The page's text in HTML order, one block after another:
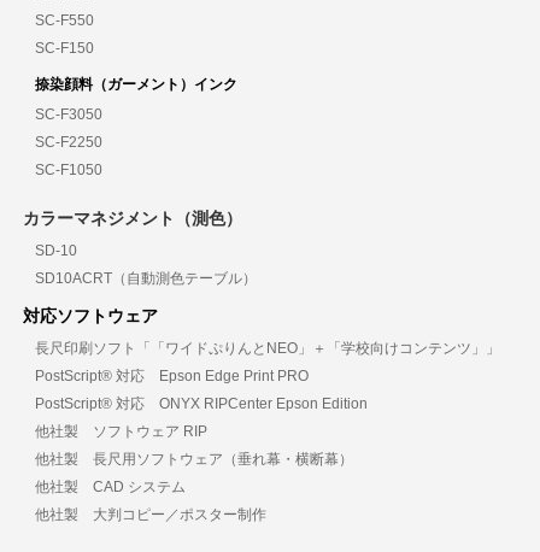
SC-F550
SC-F150
捺染顔料（ガーメント）インク
SC-F3050
SC-F2250
SC-F1050
カラーマネジメント（測色）
SD-10
SD10ACRT（自動測色テーブル）
対応ソフトウェア
長尺印刷ソフト「「ワイドぷりんとNEO」＋「学校向けコンテンツ」」
PostScript® 対応 Epson Edge Print PRO
PostScript® 対応 ONYX RIPCenter Epson Edition
他社製 ソフトウェア RIP
他社製 長尺用ソフトウェア（垂れ幕・横断幕）
他社製 CAD システム
他社製 大判コピー／ポスター制作